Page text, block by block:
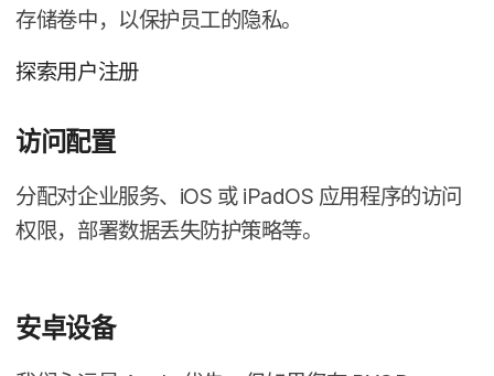
存储​卷​中，​以​保护​员工​的​隐私。
探索​用​户​注​册
访问​配置
分配​对​企业​服务、 iOS 或iPadOS 应用​程序​的​访问​
权限，​部署​数​据​丢失​防护策略​等。
安卓​设备